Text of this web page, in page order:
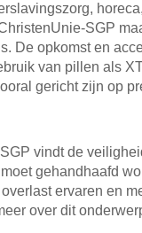
SGP
De opkomst en
van pillen als
gericht zijn op
vindt de
gehandhaafd
ervaren en
over dit